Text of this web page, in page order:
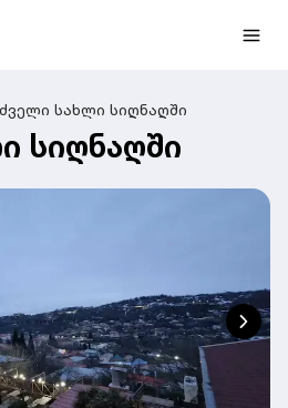
ძველი სახლი სიღნაღში
სიღნაღში